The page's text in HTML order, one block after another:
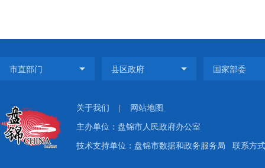
关于我们 网站地图
主办单位：盘锦市人民政府办公室
技术支持单位：盘锦市数据和政务服务局 联系方